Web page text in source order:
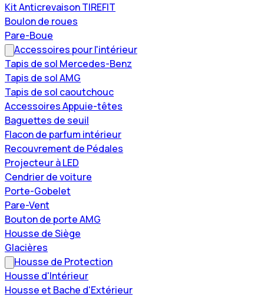
Kit Anticrevaison TIREFIT
Boulon de roues
Pare-Boue
Accessoires pour l'intérieur
Tapis de sol Mercedes-Benz
Tapis de sol AMG
Tapis de sol caoutchouc
Accessoires Appuie-têtes
Baguettes de seuil
Flacon de parfum intérieur
Recouvrement de Pédales
Projecteur à LED
Cendrier de voiture
Porte-Gobelet
Pare-Vent
Bouton de porte AMG
Housse de Siège
Glacières
Housse de Protection
Housse d'Intérieur
Housse et Bache d'Extérieur